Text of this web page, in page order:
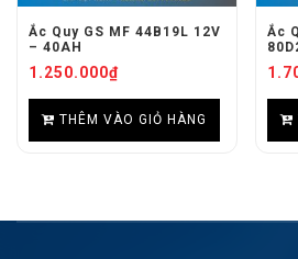
Ắc Quy GS MF 44B19L 12V
– 40AH
1.250.000₫
THÊM VÀO GIỎ HÀNG
Ắc